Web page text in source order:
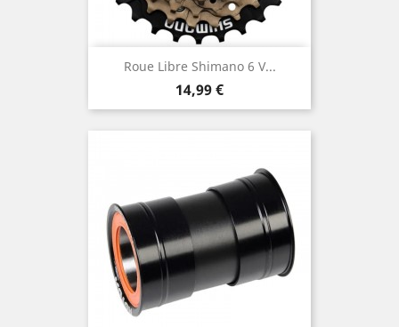
Roue Libre Shimano 6 V...
Prix
14,99 €